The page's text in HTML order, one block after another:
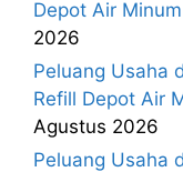
Depot Air
2026
Peluang Usaha
Refill Depot Air
Agustus 2026
Peluang Usaha